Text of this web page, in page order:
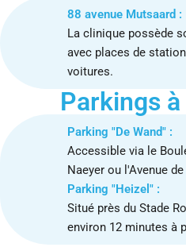
88 avenue Mutsaard :
La clinique possède
avec places de
voitures.
Parkings
Parking "De Wand" :
Accessible via le
Naeyer ou l'Avenue
Parking "Heizel" :
Situé près du Stade
environ 12 minutes à